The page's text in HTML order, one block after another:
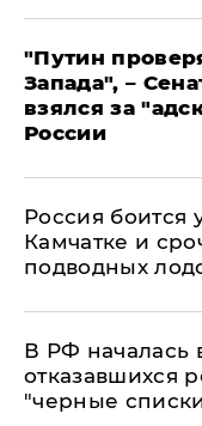
"Путин
Запада", –
взялся за
России
Россия боится
Камчатке и
подводных
​В РФ началась
отказавшихся
"черные